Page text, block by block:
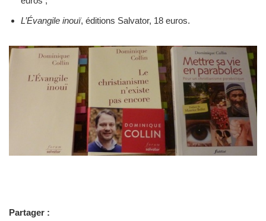
L’Évangile inouï, éditions Salvator, 18 euros.
Partager :